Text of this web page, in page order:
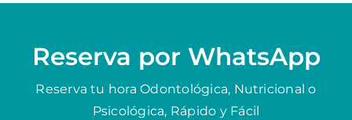
Reserva por WhatsApp
Reserva tu hora Odontológica, Nutricional o
Psicológica, Rápido y Fácil